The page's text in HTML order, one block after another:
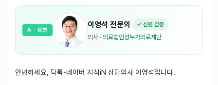
이영석 전문의 ✓ 신원 검증
의사 · 의료법인성누가의료재단
A · 답변
안녕하세요, 닥톡-네이버 지식iN 상담의사 이영석입니다.